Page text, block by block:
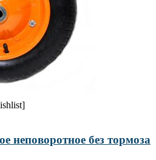
неповоротное без тормоза